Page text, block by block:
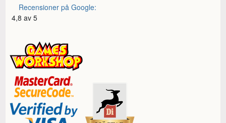
Recensioner på Google:
4,8 av 5